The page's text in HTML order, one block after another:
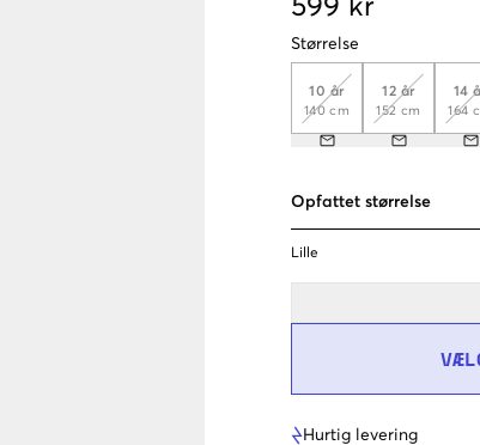
599 kr
Størrelse
10 år
140 cm
12 år
152 cm
14
164
Opfattet størrelse
Lille
Hurtig levering